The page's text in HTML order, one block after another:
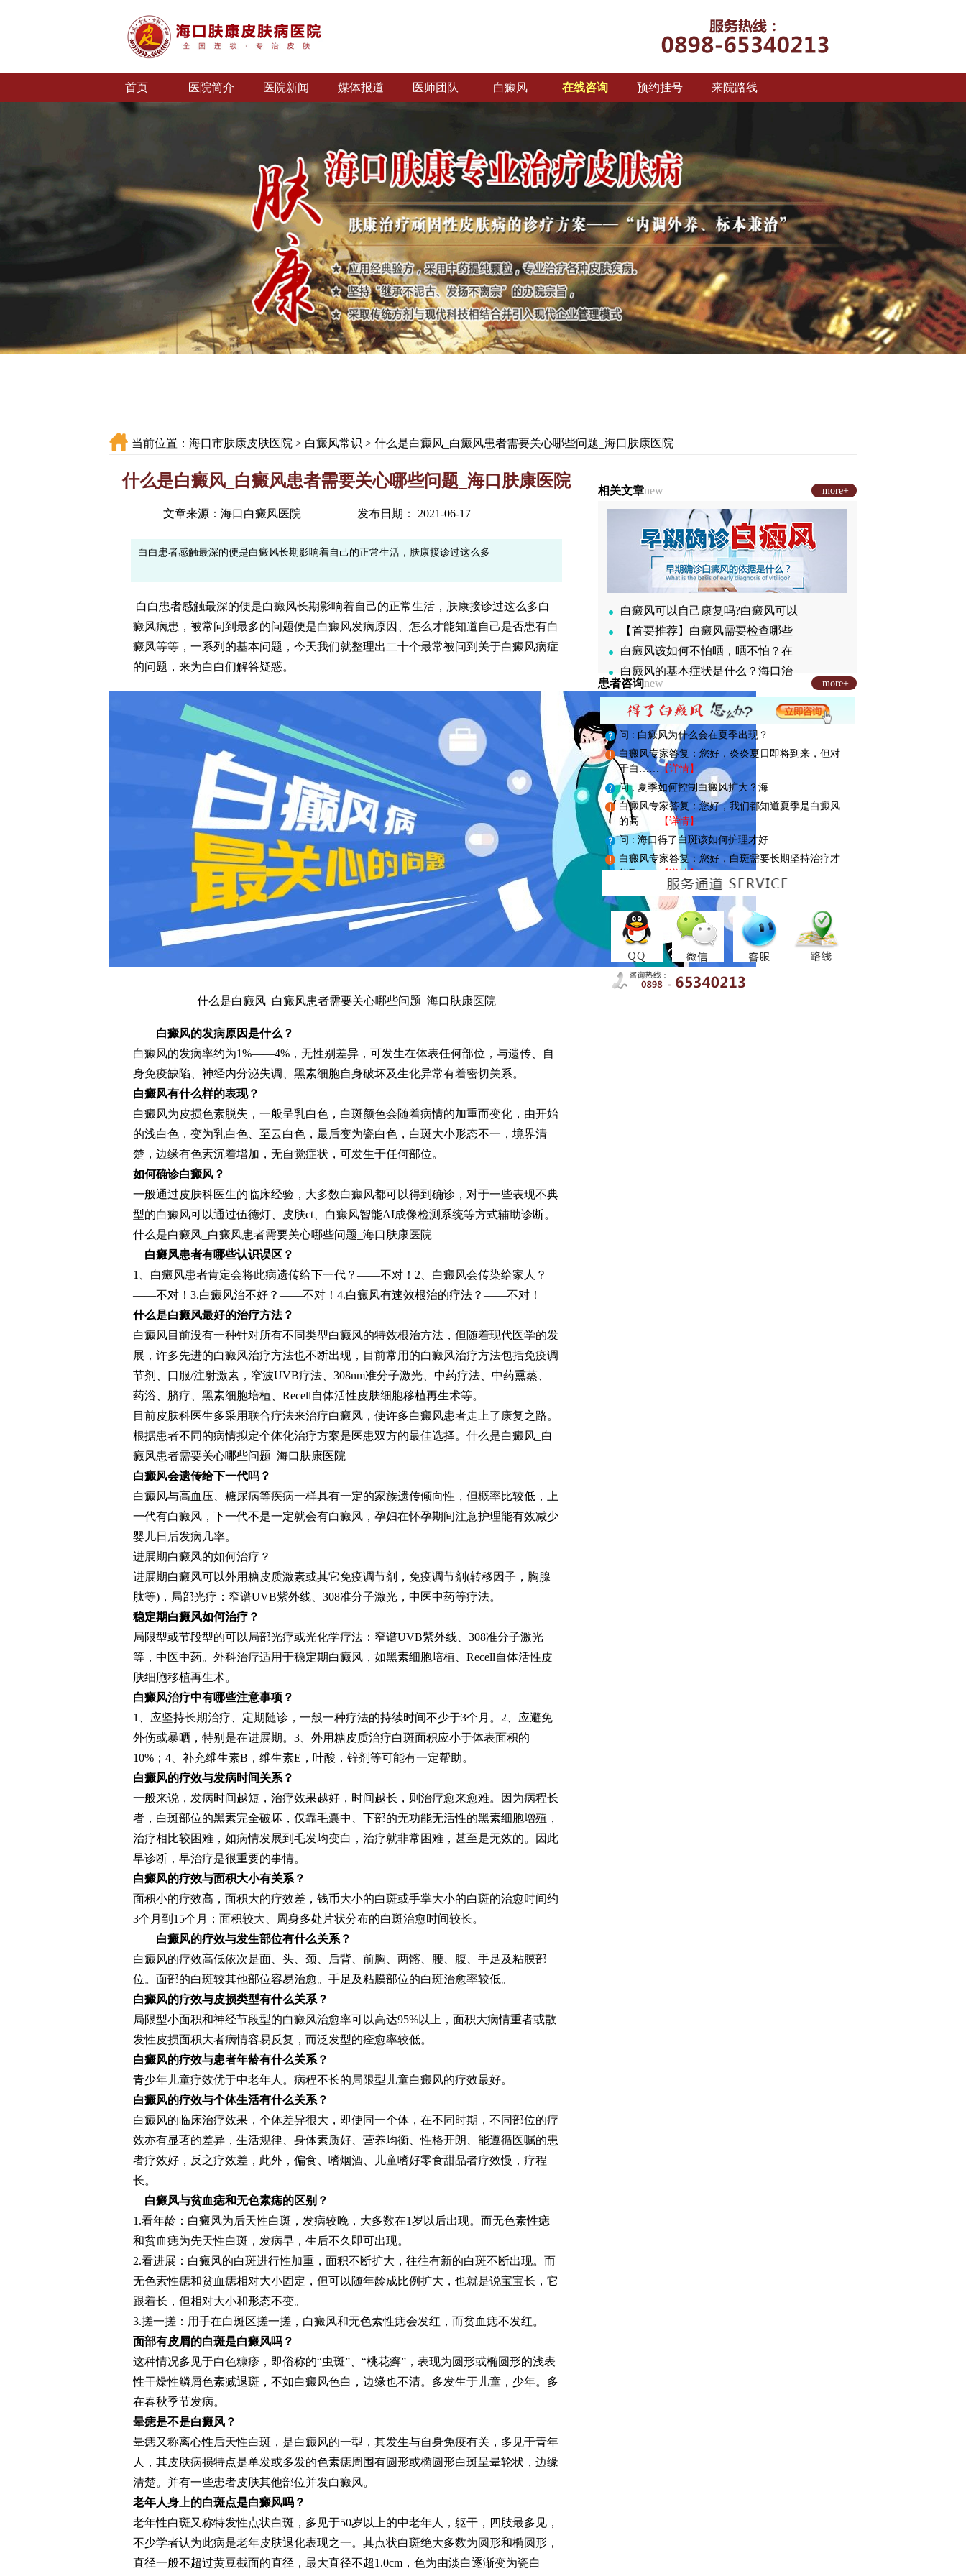
首页 医院简介 医院新闻 媒体报道 医师团队 白癜风 在线咨询 预约挂号 来院路线
当前位置： 海口市肤康皮肤医院 > 白癜风常识 > 什么是白癜风_白癜风患者需要关心哪些问题_海口肤康医院
什么是白癜风_白癜风患者需要关心哪些问题_海口肤康医院
文章来源：海口白癜风医院 发布日期： 2021-06-17
白白患者感触最深的便是白癜风长期影响着自己的正常生活，肤康接诊过这么多
白白患者感触最深的便是白癜风长期影响着自己的正常生活，肤康接诊过这么多白
癜风病患，被常问到最多的问题便是白癜风发病原因、怎么才能知道自己是否患有白
癜风等等，一系列的基本问题，今天我们就整理出二十个最常被问到关于白癜风病症
的问题，来为白白们解答疑惑。
什么是白癜风_白癜风患者需要关心哪些问题_海口肤康医院
白癜风的发病原因是什么？
白癜风的发病率约为1%——4%，无性别差异，可发生在体表任何部位，与遗传、自
身免疫缺陷、神经内分泌失调、黑素细胞自身破坏及生化异常有着密切关系。
白癜风有什么样的表现？
白癜风为皮损色素脱失，一般呈乳白色，白斑颜色会随着病情的加重而变化，由开始
的浅白色，变为乳白色、至云白色，最后变为瓷白色，白斑大小形态不一，境界清
楚，边缘有色素沉着增加，无自觉症状，可发生于任何部位。
如何确诊白癜风？
一般通过皮肤科医生的临床经验，大多数白癜风都可以得到确诊，对于一些表现不典
型的白癜风可以通过伍德灯、皮肤ct、白癜风智能AI成像检测系统等方式辅助诊断。
什么是白癜风_白癜风患者需要关心哪些问题_海口肤康医院
白癜风患者有哪些认识误区？
1、白癜风患者肯定会将此病遗传给下一代？——不对！2、白癜风会传染给家人？
——不对！3.白癜风治不好？——不对！4.白癜风有速效根治的疗法？——不对！
什么是白癜风最好的治疗方法？
白癜风目前没有一种针对所有不同类型白癜风的特效根治方法，但随着现代医学的发
展，许多先进的白癜风治疗方法也不断出现，目前常用的白癜风治疗方法包括免疫调
节剂、口服/注射激素，窄波UVB疗法、308nm准分子激光、中药疗法、中药熏蒸、
药浴、脐疗、黑素细胞培植、Recell自体活性皮肤细胞移植再生术等。
目前皮肤科医生多采用联合疗法来治疗白癜风，使许多白癜风患者走上了康复之路。
根据患者不同的病情拟定个体化治疗方案是医患双方的最佳选择。 什么是白癜风_白
癜风患者需要关心哪些问题_海口肤康医院
白癜风会遗传给下一代吗？
白癜风与高血压、糖尿病等疾病一样具有一定的家族遗传倾向性，但概率比较低，上
一代有白癜风，下一代不是一定就会有白癜风，孕妇在怀孕期间注意护理能有效减少
婴儿日后发病几率。
进展期白癜风的如何治疗？
进展期白癜风可以外用糖皮质激素或其它免疫调节剂，免疫调节剂(转移因子，胸腺
肽等)，局部光疗：窄谱UVB紫外线、308准分子激光，中医中药等疗法。
稳定期白癜风如何治疗？
局限型或节段型的可以局部光疗或光化学疗法：窄谱UVB紫外线、308准分子激光
等，中医中药。外科治疗适用于稳定期白癜风，如黑素细胞培植、Recell自体活性皮
肤细胞移植再生术。
白癜风治疗中有哪些注意事项？
1、应坚持长期治疗、定期随诊，一般一种疗法的持续时间不少于3个月。2、应避免
外伤或暴晒，特别是在进展期。3、外用糖皮质治疗白斑面积应小于体表面积的
10%；4、补充维生素B，维生素E，叶酸，锌剂等可能有一定帮助。
白癜风的疗效与发病时间关系？
一般来说，发病时间越短，治疗效果越好，时间越长，则治疗愈来愈难。因为病程长
者，白斑部位的黑素完全破坏，仅靠毛囊中、下部的无功能无活性的黑素细胞增殖，
治疗相比较困难，如病情发展到毛发均变白，治疗就非常困难，甚至是无效的。因此
早诊断，早治疗是很重要的事情。
白癜风的疗效与面积大小有关系？
面积小的疗效高，面积大的疗效差，钱币大小的白斑或手掌大小的白斑的治愈时间约
3个月到15个月；面积较大、周身多处片状分布的白斑治愈时间较长。
白癜风的疗效与发生部位有什么关系？
白癜风的疗效高低依次是面、头、颈、后背、前胸、两髂、腰、腹、手足及粘膜部
位。面部的白斑较其他部位容易治愈。手足及粘膜部位的白斑治愈率较低。
白癜风的疗效与皮损类型有什么关系？
局限型小面积和神经节段型的白癜风治愈率可以高达95%以上，面积大病情重者或散
发性皮损面积大者病情容易反复，而泛发型的痊愈率较低。
白癜风的疗效与患者年龄有什么关系？
青少年儿童疗效优于中老年人。病程不长的局限型儿童白癜风的疗效最好。
白癜风的疗效与个体生活有什么关系？
白癜风的临床治疗效果，个体差异很大，即使同一个体，在不同时期，不同部位的疗
效亦有显著的差异，生活规律、身体素质好、营养均衡、性格开朗、能遵循医嘱的患
者疗效好，反之疗效差，此外，偏食、嗜烟酒、儿童嗜好零食甜品者疗效慢，疗程
长。
白癜风与贫血痣和无色素痣的区别？
1.看年龄：白癜风为后天性白斑，发病较晚，大多数在1岁以后出现。而无色素性痣
和贫血痣为先天性白斑，发病早，生后不久即可出现。
2.看进展：白癜风的白斑进行性加重，面积不断扩大，往往有新的白斑不断出现。而
无色素性痣和贫血痣相对大小固定，但可以随年龄成比例扩大，也就是说宝宝长，它
跟着长，但相对大小和形态不变。
3.搓一搓：用手在白斑区搓一搓，白癜风和无色素性痣会发红，而贫血痣不发红。
面部有皮屑的白斑是白癜风吗？
这种情况多见于白色糠疹，即俗称的“虫斑”、“桃花癣”，表现为圆形或椭圆形的浅表
性干燥性鳞屑色素减退斑，不如白癜风色白，边缘也不清。多发生于儿童，少年。多
在春秋季节发病。
晕痣是不是白癜风？
晕痣又称离心性后天性白斑，是白癜风的一型，其发生与自身免疫有关，多见于青年
人，其皮肤病损特点是单发或多发的色素痣周围有圆形或椭圆形白斑呈晕轮状，边缘
清楚。并有一些患者皮肤其他部位并发白癜风。
老年人身上的白斑点是白癜风吗？
老年性白斑又称特发性点状白斑，多见于50岁以上的中老年人，躯干，四肢最多见，
不少学者认为此病是老年皮肤退化表现之一。其点状白斑绝大多数为圆形和椭圆形，
直径一般不超过黄豆截面的直径，最大直径不超1.0cm，色为由淡白逐渐变为瓷白
相关文章new more+
白癜风可以自己康复吗?白癜风可以
【首要推荐】白癜风需要检查哪些
白癜风该如何不怕晒，晒不怕？在
白癜风的基本症状是什么？海口治
患者咨询new more+
问 : 白癜风为什么会在夏季出现？
白癜风专家答复：您好，炎炎夏日即将到来，但对
于白……【详情】
问 : 夏季如何控制白癜风扩大？海
白癜风专家答复：您好，我们都知道夏季是白癜风
的高…… 【详情】
问 : 海口得了白斑该如何护理才好
白癜风专家答复：您好，白斑需要长期坚持治疗才
能取……
【详情】